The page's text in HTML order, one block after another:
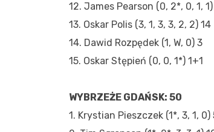
12. James Pearson (0, 2*, 0, 1, 1)
13. Oskar Polis (3, 1, 3, 3, 2, 2) 14
14. Dawid Rozpędek (1, W, 0) 3
15. Oskar Stępień (0, 0, 1*) 1+1
WYBRZEŻE GDAŃSK: 50
1. Krystian Pieszczek (1*, 3, 1, 0)